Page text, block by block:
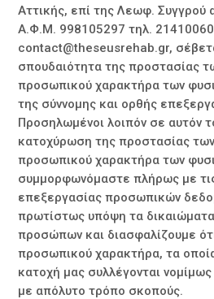
Αττικής, επί της Λεωφ. Συγγρού
Α.Φ.Μ. 998105297 τηλ.
contact@theseusrehab.gr,
σπουδαιότητα της προστασίας
προσωπικού χαρακτήρα των
της σύννομης και ορθής
Προσηλωμένοι λοιπόν σε αυτόν
κατοχύρωση της προστασίας
προσωπικού χαρακτήρα των
συμμορφωνόμαστε πλήρως με
επεξεργασίας προσωπικών
πρωτίστως υπόψη τα
προσώπων και διασφαλίζουμε
προσωπικού χαρακτήρα, τα
κατοχή μας συλλέγονται
με απόλυτο τρόπο σκοπούς.